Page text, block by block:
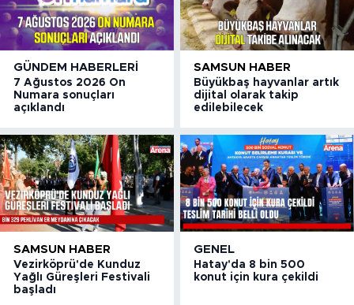
GÜNDEM HABERLERI
7 Ağustos 2026 On
Numara sonuçları
açıklandı
SAMSUN HABER
Büyükbaş hayvanlar artık
dijital olarak takip
edilebilecek
SAMSUN HABER
Vezirköprü'de Kunduz
Yağlı Güreşleri Festivali
başladı
GENEL
Hatay'da 8 bin 500
konut için kura çekildi